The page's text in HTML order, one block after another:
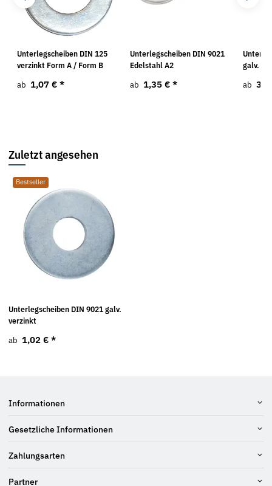
Unterlegscheiben DIN 125
verzinkt Form A / Form B
ab 1,07 € *
Unterlegscheiben DIN 9021
Edelstahl A2
ab 1,35 € *
galv.
ab
Zuletzt angesehen
Bestseller
Unterlegscheiben DIN 9021 galv.
verzinkt
ab 1,02 € *
Informationen
Gesetzliche Informationen
Zahlungsarten
Partner